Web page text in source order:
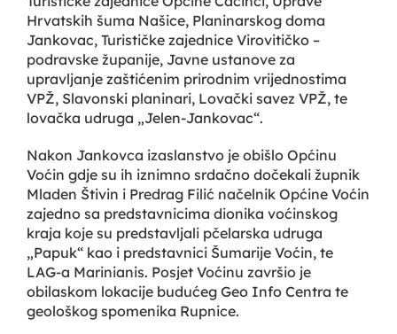
Hrvatskih šuma Našice, Planinarskog doma
Jankovac, Turističke zajednice Virovitičko –
podravske županije, Javne ustanove za
upravljanje zaštićenim prirodnim vrijednostima
VPŽ, Slavonski planinari, Lovački savez VPŽ, te
lovačka udruga „Jelen-Jankovac“.
Nakon Jankovca izaslanstvo je obišlo Općinu
Voćin gdje su ih iznimno srdačno dočekali župnik
Mladen Štivin i Predrag Filić načelnik Općine Voćin
zajedno sa predstavnicima dionika voćinskog
kraja koje su predstavljali pčelarska udruga
„Papuk“ kao i predstavnici Šumarije Voćin, te
LAG-a Marinianis. Posjet Voćinu završio je
obilaskom lokacije budućeg Geo Info Centra te
geološkog spomenika Rupnice.